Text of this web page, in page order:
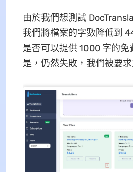
由於我們想測試
我們將檔案的字數降低到
是否可以提供 1000 字的免
是，仍然失敗，我們被要